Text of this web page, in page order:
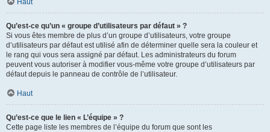
Haut
Qu’est-ce qu’un « groupe d’utilisateurs par défaut » ?
Si vous êtes membre de plus d’un groupe d’utilisateurs, votre groupe
d’utilisateurs par défaut est utilisé afin de déterminer quelle sera la couleur et
le rang qui vous sera assigné par défaut. Les administrateurs du forum
peuvent vous autoriser à modifier vous-même votre groupe d’utilisateurs par
défaut depuis le panneau de contrôle de l’utilisateur.
Haut
Qu’est-ce que le lien « L’équipe » ?
Cette page liste les membres de l’équipe du forum que sont les